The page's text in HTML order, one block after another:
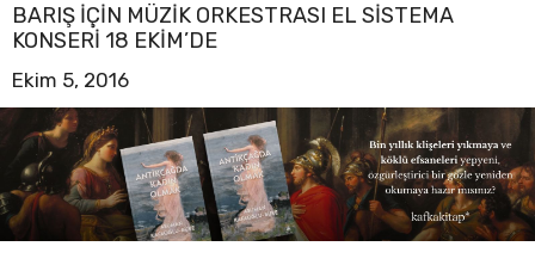
BARIŞ İÇIN MÜZIK ORKESTRASI EL SISTEMA
KONSERI 18 EKIM’DE
Ekim 5, 2016